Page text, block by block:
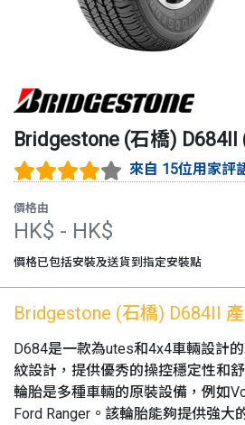
Bridgestone (石橋) D684II
來自 15位用家評
價格由
HK$ - HK$
價格已包括安裝及送貨到指定安裝點
Bridgestone (石橋) D684II
D684是一款為utes和4x4車輛設計
紋設計，提供優秀的操控穩定性和
輪胎是多種車輛的原裝設備，例如
Ford Ranger。該輪胎能夠提供強大